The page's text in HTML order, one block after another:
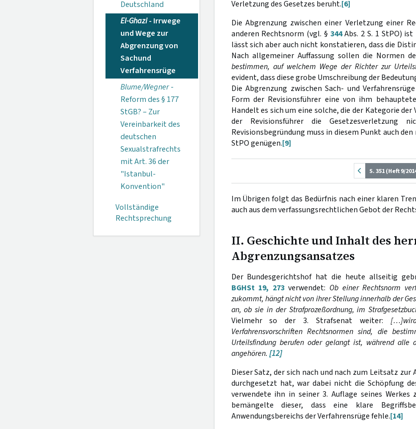
Deutschland
El-Ghazi- Irrwege
und Wege zur
Abgrenzung von
Sachund
Verfahrensrüge
Blume/Wegner-
Reform des § 177
StGB? – Zur
Vereinbarkeit des
deutschen
Sexualstrafrechts
mit Art. 36 der
"Istanbul-
Konvention"
Vollständige
Rechtsprechung
Verletzung des Gesetzes beruht.[6]
Die Abgrenzung zwischen einer Verletzung einer
anderen Rechtsnorm (vgl. § 344Abs. 2 S. 1 StPO)
lässt sich aber auch nicht konstatieren, dass die
Nach allgemeiner Auffassung sollen die Normen
bestimmen, auf welchem Wege der Richter zur
evident, dass diese grobe Umschreibung der
Die Abgrenzung zwischen Sach- und
Form der Revisionsführer eine von ihm
Handelt es sich um eine solche, die der Kategorie
der Revisionsführer die Gesetzesverletzung
Revisionsbegründung muss in diesem Punkt auch
StPO genügen.[9]
S. 351 (Heft 9/
Im Übrigen folgt das Bedürfnis nach einer klaren
auch aus dem verfassungsrechtlichen Gebot der
II. Geschichte und Inhalt des
Abgrenzungsansatzes
Der Bundesgerichtshof hat die heute allseitig
BGHSt 19, 273verwendet: Ob einer Rechtsnorm
zukommt, hängt nicht von ihrer Stellung innerhalb der
an, ob sie in der Strafprozeßordnung, im
Vielmehr so der 3. Strafsenat weiter:
Verfahrensvorschriften Rechtsnormen sind, die
Urteilsfindung berufen oder gelangt ist, während alle
angehören. [12]
Dieser Satz, der sich nach und nach zum Leitsatz zur
durchgesetzt hat, war dabei nicht die Schöpfung
verwendete ihn in seiner 3. Auflage seines Werkes
bemängelte dieser, dass eine klare
Anwendungsbereichs der Verfahrensrüge fehle.[14]